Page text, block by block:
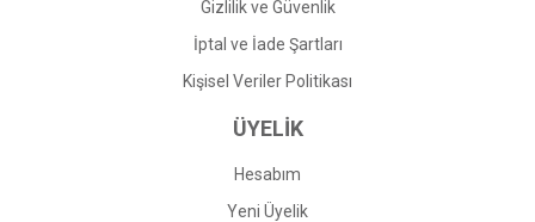
Gizlilik ve Güvenlik
İptal ve İade Şartları
Kişisel Veriler Politikası
ÜYELİK
Hesabım
Yeni Üyelik